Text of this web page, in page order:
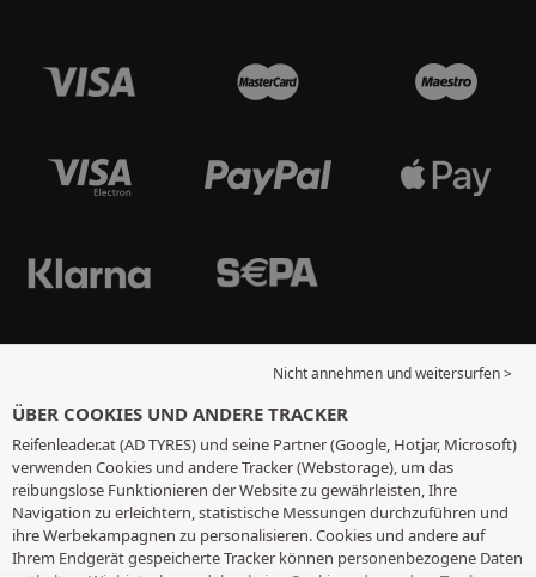
Nicht annehmen und weitersurfen >
ÜBER COOKIES UND ANDERE TRACKER
Reifenleader.at (AD TYRES) und seine Partner (Google, Hotjar, Microsoft)
verwenden Cookies und andere Tracker (Webstorage), um das
reibungslose Funktionieren der Website zu gewährleisten, Ihre
Navigation zu erleichtern, statistische Messungen durchzuführen und
ihre Werbekampagnen zu personalisieren. Cookies und andere auf
Ihrem Endgerät gespeicherte Tracker können personenbezogene Daten